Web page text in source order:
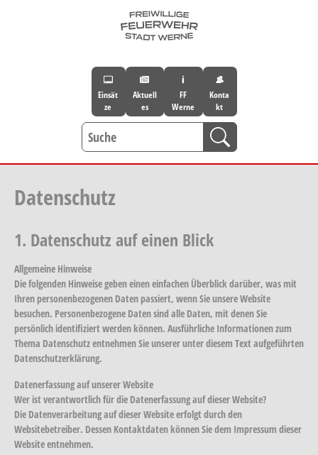
Einsät
ze
Aktuell
es
FF
Werne
Konta
kt
Datenschutz
1. Datenschutz auf einen Blick
Allgemeine Hinweise
Die folgenden Hinweise geben einen einfachen Überblick darüber, was mit
Ihren personenbezogenen Daten passiert, wenn Sie unsere Website
besuchen. Personenbezogene Daten sind alle Daten, mit denen Sie
persönlich identifiziert werden können. Ausführliche Informationen zum
Thema Datenschutz entnehmen Sie unserer unter diesem Text aufgeführten
Datenschutzerklärung.
Datenerfassung auf unserer Website
Wer ist verantwortlich für die Datenerfassung auf dieser Website?
Die Datenverarbeitung auf dieser Website erfolgt durch den
Websitebetreiber. Dessen Kontaktdaten können Sie dem Impressum dieser
Website entnehmen.